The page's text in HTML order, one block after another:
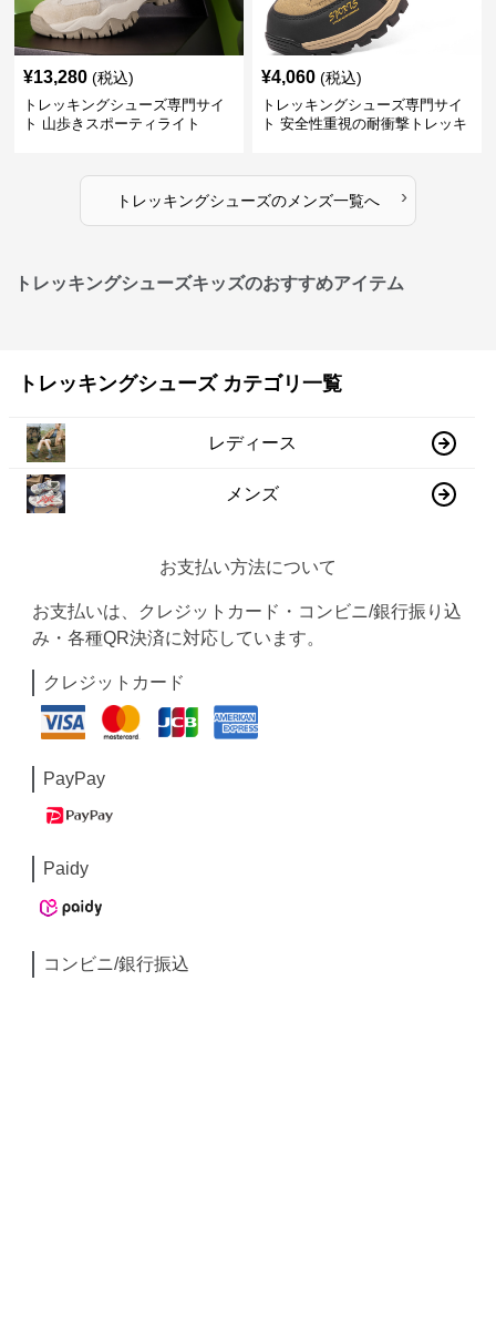
¥13,280 (税込)
トレッキングシューズ専門サイ
ト 山歩きスポーティライト
¥4,060 (税込)
トレッキングシューズ専門サイ
ト 安全性重視の耐衝撃トレッキ
トレッキングシューズのメンズ一覧へ ›
トレッキングシューズキッズのおすすめアイテム
トレッキングシューズ カテゴリ一覧
レディース
メンズ
お支払い方法について
お支払いは、クレジットカード・コンビニ/銀行振り込
み・各種QR決済に対応しています。
クレジットカード
PayPay
Paidy
コンビニ/銀行振込